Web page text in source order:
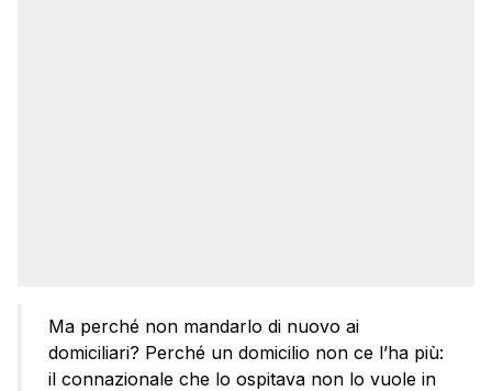
Ma perché non mandarlo di nuovo ai
domiciliari? Perché un domicilio non ce l’ha più:
il connazionale che lo ospitava non lo vuole in